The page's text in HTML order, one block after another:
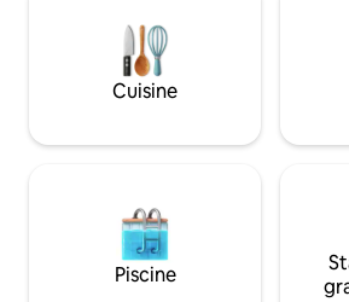
architecte expert, qui a soigneusement
veillé à ce que chaque détail soit
authentique dans la création d'une
synthèse parfaite entre les méthodes
matériaux modernes. Départ de la
téléphone portable, par e-mail, SMS,
WhatsApp, Viber. La maison est située
au cœur de la vieille ville, à quelques
mètres des restaurants, cafés,
Cuisine
Piscine